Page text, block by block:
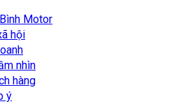
Motor
hội
nhìn
hàng
ý